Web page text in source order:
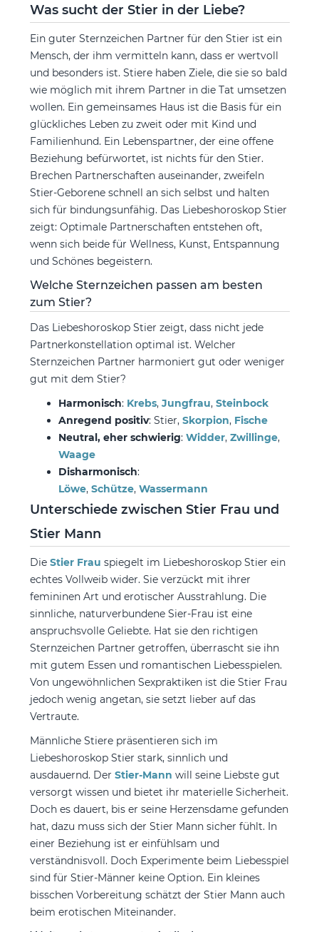
Was sucht der Stier in der Liebe?
Ein guter Sternzeichen Partner für den Stier ist ein
Mensch, der ihm vermitteln kann, dass er wertvoll
und besonders ist. Stiere haben Ziele, die sie so bald
wie möglich mit ihrem Partner in die Tat umsetzen
wollen. Ein gemeinsames Haus ist die Basis für ein
glückliches Leben zu zweit oder mit Kind und
Familienhund. Ein Lebenspartner, der eine offene
Beziehung befürwortet, ist nichts für den Stier.
Brechen Partnerschaften auseinander, zweifeln
Stier-Geborene schnell an sich selbst und halten
sich für bindungsunfähig. Das Liebeshoroskop Stier
zeigt: Optimale Partnerschaften entstehen oft,
wenn sich beide für Wellness, Kunst, Entspannung
und Schönes begeistern.
Welche Sternzeichen passen am besten
zum Stier?
Das Liebeshoroskop Stier zeigt, dass nicht jede
Partnerkonstellation optimal ist. Welcher
Sternzeichen Partner harmoniert gut oder weniger
gut mit dem Stier?
Harmonisch: Krebs, Jungfrau, Steinbock
Anregend positiv: Stier, Skorpion, Fische
Neutral, eher schwierig: Widder, Zwillinge,
Waage
Disharmonisch:
Löwe, Schütze, Wassermann
Unterschiede zwischen Stier Frau und
Stier Mann
Die Stier Frau spiegelt im Liebeshoroskop Stier ein
echtes Vollweib wider. Sie verzückt mit ihrer
femininen Art und erotischer Ausstrahlung. Die
sinnliche, naturverbundene Sier-Frau ist eine
anspruchsvolle Geliebte. Hat sie den richtigen
Sternzeichen Partner getroffen, überrascht sie ihn
mit gutem Essen und romantischen Liebesspielen.
Von ungewöhnlichen Sexpraktiken ist die Stier Frau
jedoch wenig angetan, sie setzt lieber auf das
Vertraute.
Männliche Stiere präsentieren sich im
Liebeshoroskop Stier stark, sinnlich und
ausdauernd. Der Stier-Mann will seine Liebste gut
versorgt wissen und bietet ihr materielle Sicherheit.
Doch es dauert, bis er seine Herzensdame gefunden
hat, dazu muss sich der Stier Mann sicher fühlt. In
einer Beziehung ist er einfühlsam und
verständnisvoll. Doch Experimente beim Liebesspiel
sind für Stier-Männer keine Option. Ein kleines
bisschen Vorbereitung schätzt der Stier Mann auch
beim erotischen Miteinander.